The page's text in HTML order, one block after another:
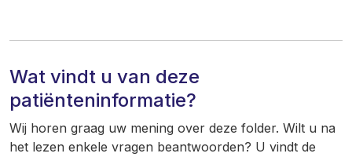
Wat vindt u van deze
patiënteninformatie?
Wij horen graag uw mening over deze folder. Wilt u na
het lezen enkele vragen beantwoorden? U vindt de